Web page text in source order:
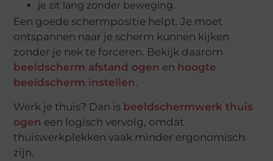
je zit lang zonder beweging.
Een goede schermpositie helpt. Je moet
ontspannen naar je scherm kunnen kijken
zonder je nek te forceren. Bekijk daarom
beeldscherm afstand ogen en hoogte
beeldscherm instellen.
Werk je thuis? Dan is beeldschermwerk thuis
ogen een logisch vervolg, omdat
thuiswerkplekken vaak minder ergonomisch
zijn.